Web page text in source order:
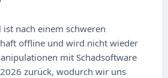
nach einem schweren
offline und wird nicht wieder
mit Schadsoftware
zurück, wodurch wir uns